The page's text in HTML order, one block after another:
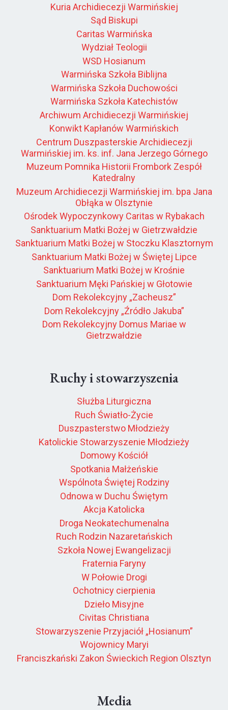
Kuria Archidiecezji Warmińskiej
Sąd Biskupi
Caritas Warmińska
Wydział Teologii
WSD Hosianum
Warmińska Szkoła Biblijna
Warmińska Szkoła Duchowości
Warmińska Szkoła Katechistów
Archiwum Archidiecezji Warmińskiej
Konwikt Kapłanów Warmińskich
Centrum Duszpasterskie Archidiecezji
Warmińskiej im. ks. inf. Jana Jerzego Górnego
Muzeum Pomnika Historii Frombork Zespół
Katedralny
Muzeum Archidiecezji Warmińskiej im. bpa Jana
Obłąka w Olsztynie
Ośrodek Wypoczynkowy Caritas w Rybakach
Sanktuarium Matki Bożej w Gietrzwałdzie
Sanktuarium Matki Bożej w Stoczku Klasztornym
Sanktuarium Matki Bożej w Świętej Lipce
Sanktuarium Matki Bożej w Krośnie
Sanktuarium Męki Pańskiej w Głotowie
Dom Rekolekcyjny „Zacheusz”
Dom Rekolekcyjny „Źródło Jakuba”
Dom Rekolekcyjny Domus Mariae w
Gietrzwałdzie
Ruchy i stowarzyszenia
Służba Liturgiczna
Ruch Światło-Życie
Duszpasterstwo Młodzieży
Katolickie Stowarzyszenie Młodzieży
Domowy Kościół
Spotkania Małżeńskie
Wspólnota Świętej Rodziny
Odnowa w Duchu Świętym
Akcja Katolicka
Droga Neokatechumenalna
Ruch Rodzin Nazaretańskich
Szkoła Nowej Ewangelizacji
Fraternia Faryny
W Połowie Drogi
Ochotnicy cierpienia
Dzieło Misyjne
Civitas Christiana
Stowarzyszenie Przyjaciół „Hosianum”
Wojownicy Maryi
Franciszkański Zakon Świeckich Region Olsztyn
Media